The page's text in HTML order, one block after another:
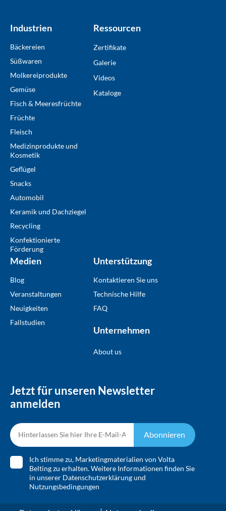
Industrien
Bäckereien
Süßwaren
Molkereiprodukte
Gemüse
Fisch & Meeresfrüchte
Früchte
Fleisch
Medizinprodukte und
Kosmetik
Geflügel
Snacks
Automobil
Keramik und Dachziegel
Recycling
Konfektionierte
Förderung
Ressourcen
Zertifikate
Galerie
Videos
Kataloge
Medien
Blog
Veranstaltungen
Neuigkeiten
Fallstudien
Unterstützung
Kontaktieren Sie uns
Technische Hilfe
FAQ
Unternehmen
About us
Jetzt für unseren Newsletter
anmelden
Ich stimme zu, Marketingmaterialien von Volta
Belting zu erhalten. Weitere Informationen finden Sie
in unserer Datenschutzerklärungund
Nutzungsbedingungen
Abonnieren